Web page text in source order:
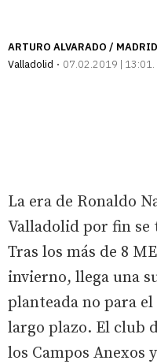
ARTURO ALVARADO / MADRID
Valladolid
07.02.2019 | 13:01
La era de Ronaldo
Valladolid por fin se
Tras los más de 8
invierno, llega una
planteada no para
largo plazo. El club
los Campos Anexos